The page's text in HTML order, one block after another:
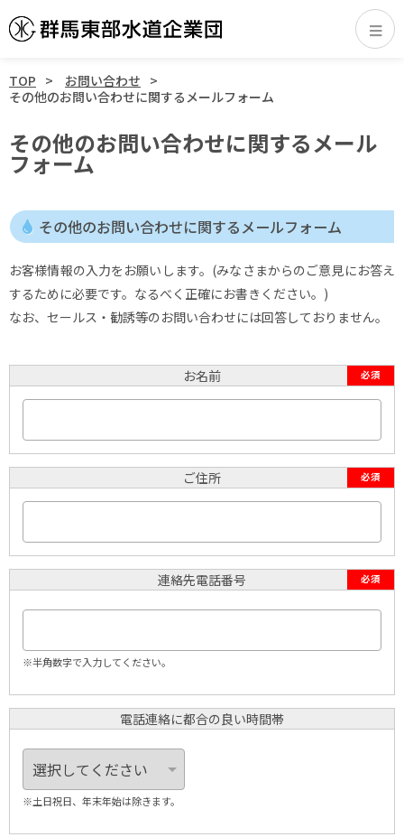
TOP
お問い合わせ
その他のお問い合わせに関するメールフォーム
その他のお問い合わせに関するメール
フォーム
その他のお問い合わせに関するメールフォーム
お客様情報の入力をお願いします。(みなさまからのご意見にお答え
するために必要です。なるべく正確にお書きください。)
なお、セールス・勧誘等のお問い合わせには回答しておりません。
お名前 必須
ご住所 必須
連絡先電話番号 必須
※半角数字で入力してください。
電話連絡に都合の良い時間帯
※土日祝日、年末年始は除きます。